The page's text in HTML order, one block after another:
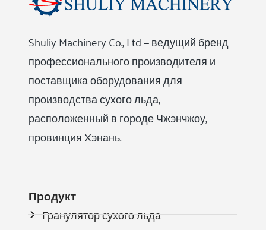
Shuliy Machinery Co., Ltd — ведущий бренд
профессионального производителя и
поставщика оборудования для
производства сухого льда,
расположенный в городе Чжэнчжоу,
провинция Хэнань.
Продукт
Гранулятор сухого льда